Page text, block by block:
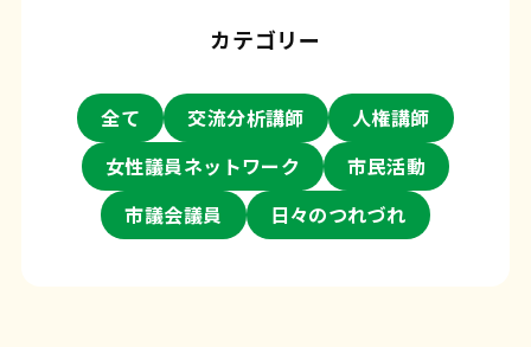
カテゴリー
全て 交流分析講師
人権講師
女性議員ネットワーク
市民活動
市議会議員
日々のつれづれ